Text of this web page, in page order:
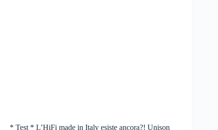
* Test * L’HiFi made in Italy esiste ancora?! Unison